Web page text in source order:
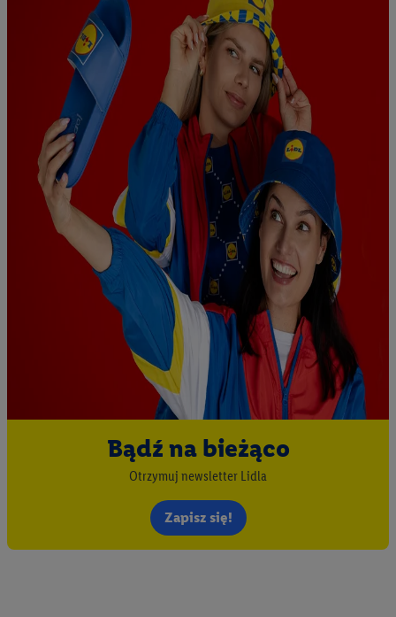
Bądź na bieżąco
Otrzymuj newsletter Lidla
Zapisz się!